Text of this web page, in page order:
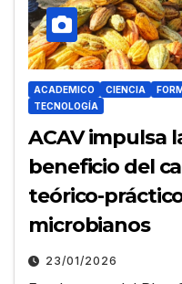
ACADEMICO CIENCIA
TECNOLOGÍA
ACAV impulsa
beneficio del
teórico-
microbianos
23/01/2026